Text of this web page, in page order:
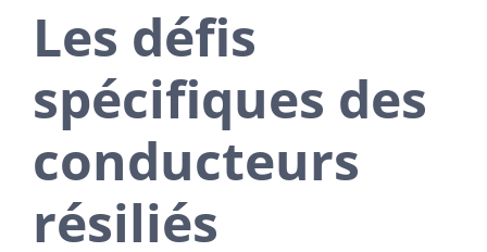
Les défis
spécifiques des
conducteurs
résiliés